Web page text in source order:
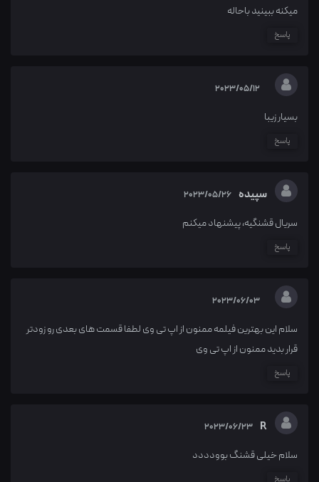
میکنه ببینید باحاله
پاسخ
2023/05/12
بسیار زیبا
پاسخ
سپیده 2023/05/26
سریال قشنگیه، پیشنهاد میکنم
پاسخ
2023/06/03
سلام این بهترین فیلمه ممنون از اپ تی وی لطفا قسمت های بعدی رو زودتر
قرار بدید ممنون از اپ تی وی
پاسخ
R
2023/06/23
سلام خیلی قشنگ بوودددد
پاسخ